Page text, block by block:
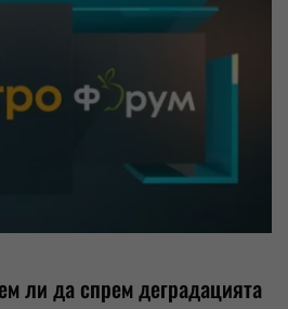
ли да спремдеградацията